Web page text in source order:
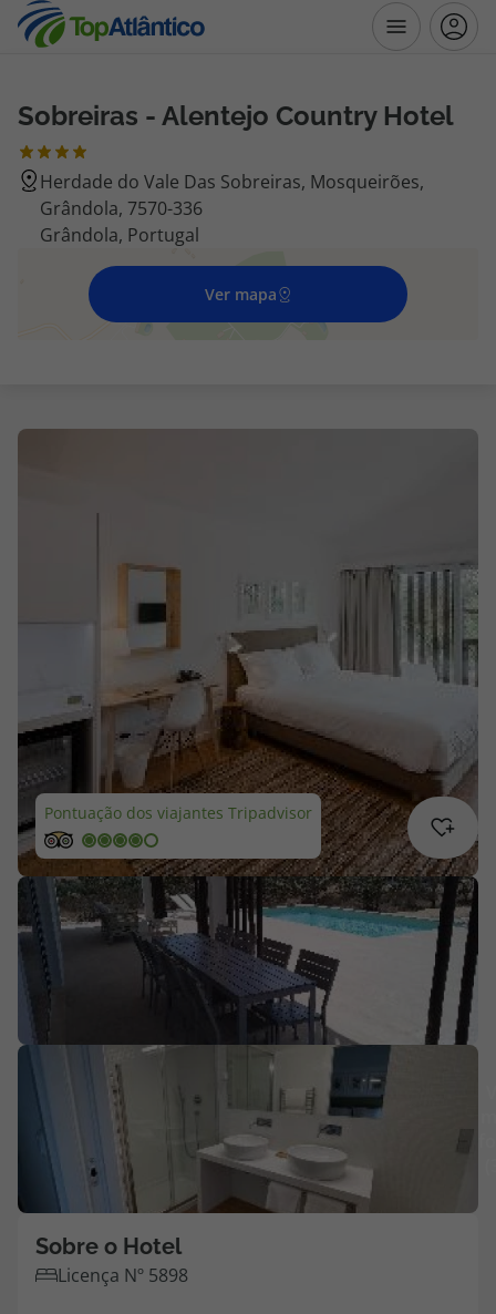
Destinos
Voos
Hotéis
Voos + Hotel
Especialistas
Cheque Viagem
Rede de Lojas
Blog TopViagens
Área de Cliente
Agências
Contactos
Apoio ao cliente em Portugal
218 925 471
Custo de uma chamada para a rede fixa nacional.
Apoio ao cliente no Estrangeiro
218 925 471
Sobreiras - Alentejo Country Hotel
Herdade do Vale Das Sobreiras, Mosqueirões,
Grândola, 7570-336
Grândola, Portugal
Ver mapa
Pontuação dos viajantes Tripadvisor
Sobre o Hotel
Licença Nº 5898